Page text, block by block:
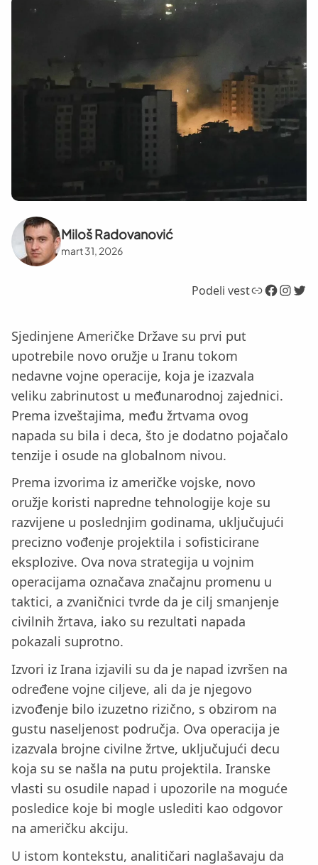
Miloš Radovanović
mart 31, 2026
Podeli vestLink Facebook InstagramTwitter
Sjedinjene Američke Države su prvi put
upotrebile novo oružje u Iranu tokom
nedavne vojne operacije, koja je izazvala
veliku zabrinutost u međunarodnoj zajednici.
Prema izveštajima, među žrtvama ovog
napada su bila i deca, što je dodatno pojačalo
tenzije i osude na globalnom nivou.
Prema izvorima iz američke vojske, novo
oružje koristi napredne tehnologije koje su
razvijene u poslednjim godinama, uključujući
precizno vođenje projektila i sofisticirane
eksplozive. Ova nova strategija u vojnim
operacijama označava značajnu promenu u
taktici, a zvaničnici tvrde da je cilj smanjenje
civilnih žrtava, iako su rezultati napada
pokazali suprotno.
Izvori iz Irana izjavili su da je napad izvršen na
određene vojne ciljeve, ali da je njegovo
izvođenje bilo izuzetno rizično, s obzirom na
gustu naseljenost područja. Ova operacija je
izazvala brojne civilne žrtve, uključujući decu
koja su se našla na putu projektila. Iranske
vlasti su osudile napad i upozorile na moguće
posledice koje bi mogle uslediti kao odgovor
na američku akciju.
U istom kontekstu, analitičari naglašavaju da